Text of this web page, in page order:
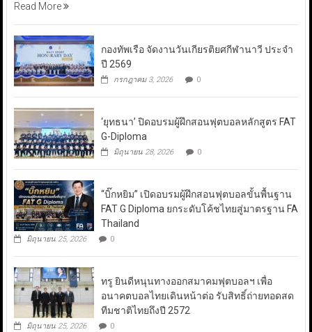
Read More
กองทัพเรือ จัดงานวันเกียรติยศกีฬานาวี ประจำ
ปี 2569
กรกฎาคม 3, 2026 0
‘ยุทธนา’ ปิดอบรมผู้ฝึกสอนฟุตบอลหลักสูตร FAT
G-Diploma
มิถุนายน 28, 2026 0
“บิ๊กหยิม” เปิดอบรมผู้ฝึกสอนฟุตบอลขั้นพื้นฐาน
FAT G Diploma ยกระดับโค้ชไทยสู่มาตรฐาน FA
Thailand
มิถุนายน 25, 2026 0
ทรู ยินดีหนุนทางออกสมาคมฟุตบอลฯ เพื่อ
อนาคตบอลไทยเดินหน้าต่อ รับสิทธิ์ถ่ายทอดสด
ทีมชาติไทยถึงปี 2572
มิถุนายน 25, 2026 0